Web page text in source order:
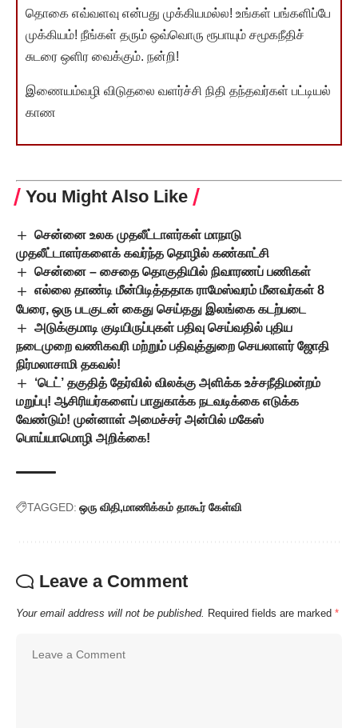
தொகை எவ்வளவு என்பது முக்கியமல்ல! உங்கள் பங்களிப்பே
முக்கியம்! நீங்கள் தரும் ஒவ்வொரு ரூபாயும் சமூகநீதிச்
சுடரை ஒளிர வைக்கும். நன்றி!
இணையம்வழி விடுதலை வளர்ச்சி நிதி தந்தவர்கள் பட்டியல்
காண
You Might Also Like
சென்னை உலக முதலீட்டாளர்கள் மாநாடு
முதலீட்டாளர்களைக் கவர்ந்த தொழில் கண்காட்சி
சென்னை – சைதை தொகுதியில் நிவாரணப் பணிகள்
எல்லை தாண்டி மீன்பிடித்ததாக ராமேஸ்வரம் மீனவர்கள் 8
பேரை, ஒரு படகுடன் கைது செய்தது இலங்கை கடற்படை
அடுக்குமாடி குடியிருப்புகள் பதிவு செய்வதில் புதிய
நடைமுறை வணிகவரி மற்றும் பதிவுத்துறை செயலாளர் ஜோதி
நிர்மலாசாமி தகவல்!
‘டெட்’ தகுதித் தேர்வில் விலக்கு அளிக்க உச்சநீதிமன்றம்
மறுப்பு! ஆசிரியர்களைப் பாதுகாக்க நடவடிக்கை எடுக்க
வேண்டும்! முன்னாள் அமைச்சர் அன்பில் மகேஸ்
பொய்யாமொழி அறிக்கை!
TAGGED: ஒரு விதி மாணிக்கம் தாகூர் கேள்வி
Leave a Comment
Your email address will not be published. Required fields are marked *